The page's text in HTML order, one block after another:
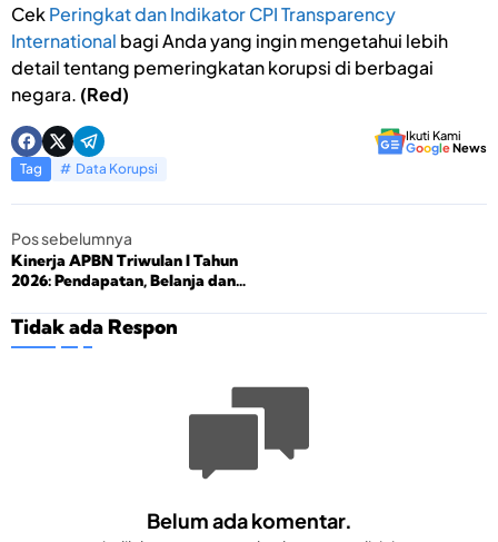
CekPeringkat dan Indikator CPI Transparency
International bagi Anda yang ingin mengetahui lebih
detail tentang pemeringkatan korupsi di berbagai
negara. (Red)
Ikuti Kami
GoogleNews
Tag Data Korupsi
Pos sebelumnya
Kinerja APBN Triwulan I Tahun
2026: Pendapatan, Belanja dan
Tidak ada Respon
Belum ada komentar.